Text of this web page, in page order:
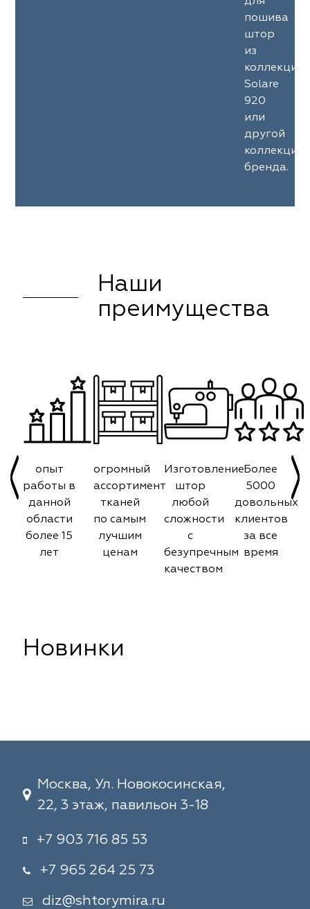
пошива
штор
из
Solare
920
или
другой
коллекции
бренда.
Наши
преимущества
опыт
работы в
данной
области
более 15
лет
огромный
ассортимент
тканей
по самым
лучшим
ценам
Изготовление
штор
любой
сложности
с
безупречным
качеством
Более
5000
довольных
клиентов
за все
время
Новинки
Москва, Ул. Новокосинская,
22, 3 этаж, павильон 3-18
+7 903 716 85 53
+7 965 264 25 73
diz@shtorymira.ru